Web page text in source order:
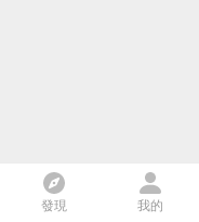
發現 我的